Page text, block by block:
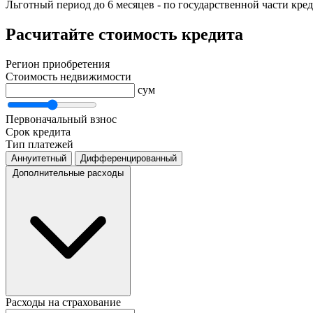
Льготный период до 6 месяцев - по государственной части
Расчитайте стоимость кредита
Регион приобретения
Стоимость недвижимости
сум
Первоначальный взнос
Срок кредита
Тип платежей
Аннуитетный
Дифференцированный
Дополнительные расходы
Расходы на страхование